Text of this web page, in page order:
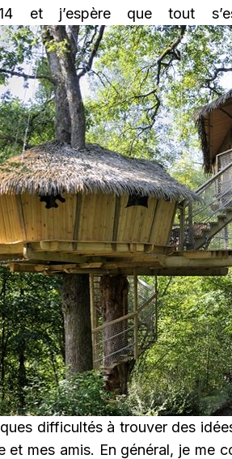
et j’espère que tout
difficultés à trouver des
et mes amis. En général, je me